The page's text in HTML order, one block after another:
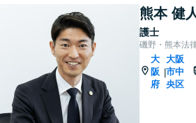
熊本 健
護士
磯野・熊本法
大
阪
府
|
大阪
市中
央区